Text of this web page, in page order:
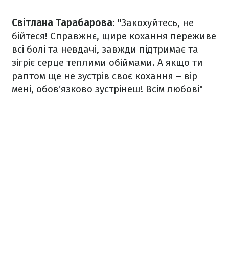
Світлана Тарабарова: "Закохуйтесь, не
бійтеся! Справжнє, щире кохання переживе
всі болі та невдачі, завжди підтримає та
зігріє серце теплими обіймами. А якщо ти
раптом ще не зустрів своє кохання – вір
мені, обов‘язково зустрінеш! Всім любові"